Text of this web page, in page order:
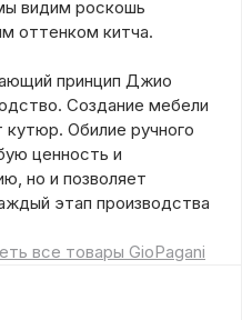
видим роскошь
оттенком китча.
принцип Джио
Создание мебели
кутюр. Обилие ручного
ценность и
но и позволяет
этап производства
все товары GioPagani